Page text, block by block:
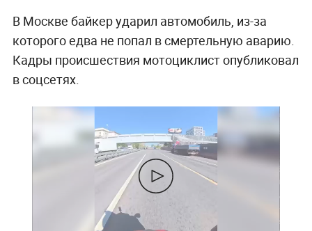
В Москве байкер ударил автомобиль, из-за
которого едва не попал в смертельную аварию.
Кадры происшествия мотоциклист опубликовал
в соцсетях.